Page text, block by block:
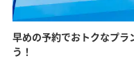
早めの予約でおトクなプラ
う！